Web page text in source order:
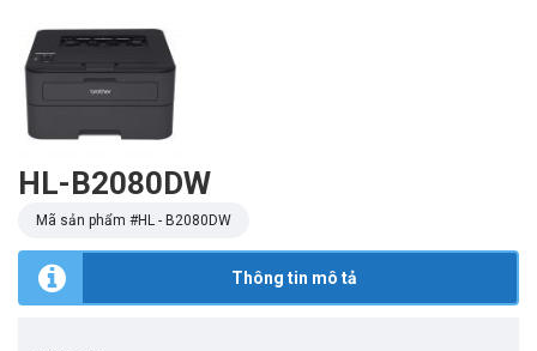
HL-B2080DW
Mã sản phẩm #HL - B2080DW
Thông tin mô tả